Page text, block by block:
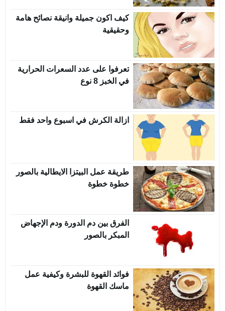
كيف اكون جميلة وانيقة نصائح هامة
وحقيقية
تعرفوا على عدد السعرات الحرارية
في الخبز 8 نوع
ازالة الكرش في اسبوع واحد فقط
طريقة عمل البيتزا الايطالية بالصور
خطوة خطوة
الفرق بين دم الدورة ودم الإجهاض
المبكر بالصور
فوائد القهوة للبشرة وكيفية عمل
ماسك القهوة